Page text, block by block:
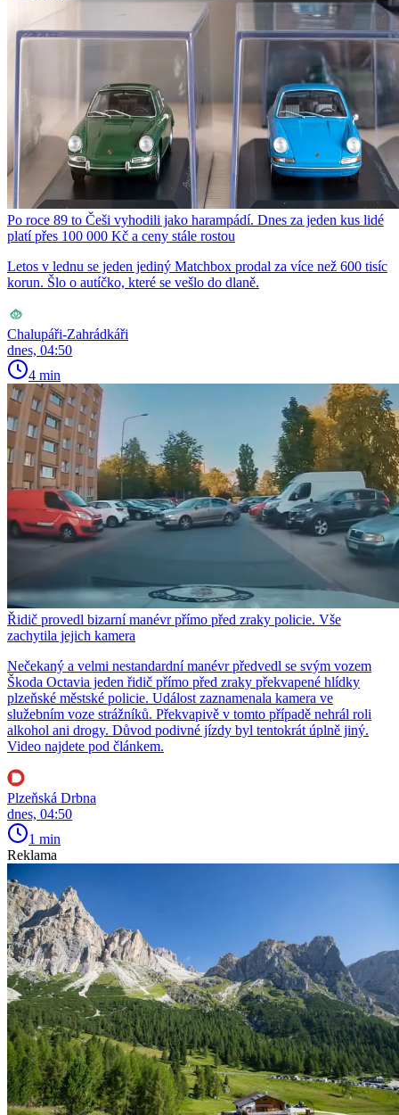
Po roce 89 to Češi vyhodili jako harampádí. Dnes za jeden kus lidé
platí přes 100 000 Kč a ceny stále rostou
Letos v lednu se jeden jediný Matchbox prodal za více než 600 tisíc
korun. Šlo o autíčko, které se vešlo do dlaně.
Chalupáři-Zahrádkáři
dnes, 04:50
4 min
Řidič provedl bizarní manévr přímo před zraky policie. Vše
zachytila jejich kamera
Nečekaný a velmi nestandardní manévr předvedl se svým vozem
Škoda Octavia jeden řidič přímo před zraky překvapené hlídky
plzeňské městské policie. Událost zaznamenala kamera ve
služebním voze strážníků. Překvapivě v tomto případě nehrál roli
alkohol ani drogy. Důvod podivné jízdy byl tentokrát úplně jiný.
Video najdete pod článkem.
Plzeňská Drbna
dnes, 04:50
1 min
Reklama